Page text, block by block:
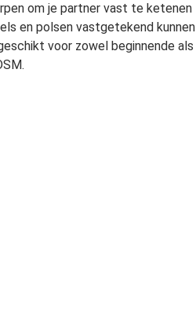
om je partner vast te ketenen
en polsen vastgetekend kunnen
voor zowel beginnende als